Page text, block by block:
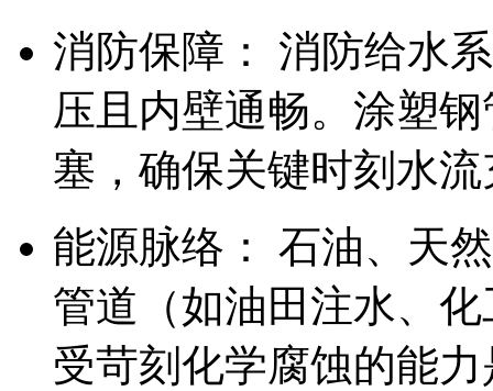
消防保障： 消防给水
压且内壁通畅。涂塑
塞，确保关键时刻水
能源脉络： 石油、天
管道（如油田注水、
受苛刻化学腐蚀的能